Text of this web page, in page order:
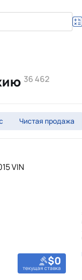
36 462
Чистая продажа
$0
текущая ставка